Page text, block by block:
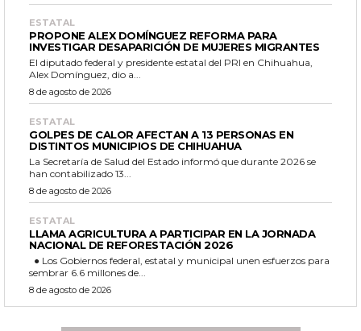
ESTATAL
PROPONE ALEX DOMÍNGUEZ REFORMA PARA
INVESTIGAR DESAPARICIÓN DE MUJERES MIGRANTES
El diputado federal y presidente estatal del PRI en Chihuahua,
Alex Domínguez, dio a...
8 de agosto de 2026
ESTATAL
GOLPES DE CALOR AFECTAN A 13 PERSONAS EN
DISTINTOS MUNICIPIOS DE CHIHUAHUA
La Secretaría de Salud del Estado informó que durante 2026 se
han contabilizado 13...
8 de agosto de 2026
ESTATAL
LLAMA AGRICULTURA A PARTICIPAR EN LA JORNADA
NACIONAL DE REFORESTACIÓN 2026
sembrar 6.6 millones de...
8 de agosto de 2026